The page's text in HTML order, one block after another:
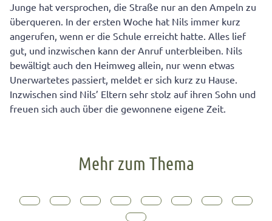
Junge hat versprochen, die Straße nur an den Ampeln zu
überqueren. In der ersten Woche hat Nils immer kurz
angerufen, wenn er die Schule erreicht hatte. Alles lief
gut, und inzwischen kann der Anruf unterbleiben. Nils
bewältigt auch den Heimweg allein, nur wenn etwas
Unerwartetes passiert, meldet er sich kurz zu Hause.
Inzwischen sind Nils’ Eltern sehr stolz auf ihren Sohn und
freuen sich auch über die gewonnene eigene Zeit.
Mehr zum Thema